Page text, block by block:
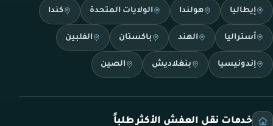
إيطاليا هولندا الولايات المتحدة كندا
أستراليا الهند باكستان الفلبين
إندونيسيا بنغلاديش الصين
خدمات نقل العفش الأكثر طلباً